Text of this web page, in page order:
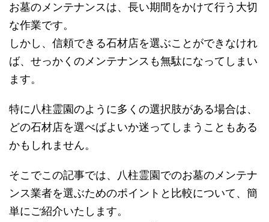
お墓のメンテナンスは、長い期間をかけて行う大切
な作業です。
しかし、信頼できる石材店を選ぶことができなけれ
ば、せっかくのメンテナンスも無駄になってしまい
ます。
特に八柱霊園のように多くの選択肢がある場合は、
どの石材店を選べばよいか迷ってしまうこともある
かもしれません。
そこでこの記事では、八柱霊園でのお墓のメンテナ
ンス業者を選ぶためのポイントと比較について、簡
単にご紹介いたします。